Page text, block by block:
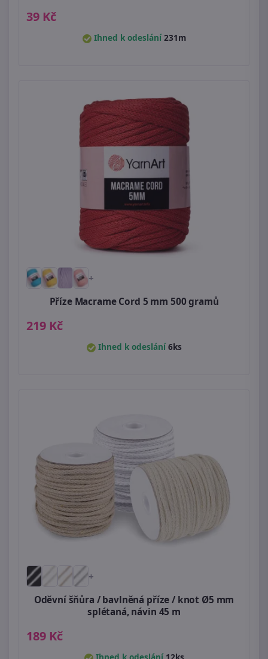
39 Kč
Ihned k odeslání231m
+
Příze Macrame Cord 5 mm 500 gramů
219 Kč
Ihned k odeslání6ks
+
Oděvní šňůra / bavlněná příze / knot Ø5 mm
splétaná, návin 45 m
189 Kč